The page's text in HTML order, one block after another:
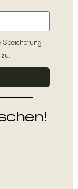
Speicherung